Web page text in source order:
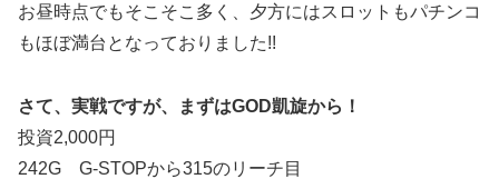
お昼時点でもそこそこ多く、夕方にはスロットもパチンコ
もほぼ満台となっておりました!!
さて、実戦ですが、まずはGOD凱旋から！
投資2,000円
242G G-STOPから315のリーチ目